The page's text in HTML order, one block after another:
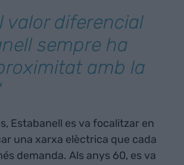
valor diferencial
sempre ha
amb la
Estabanell es va focalitzar en
una xarxa elèctrica que cada
demanda. Als anys 60, es va